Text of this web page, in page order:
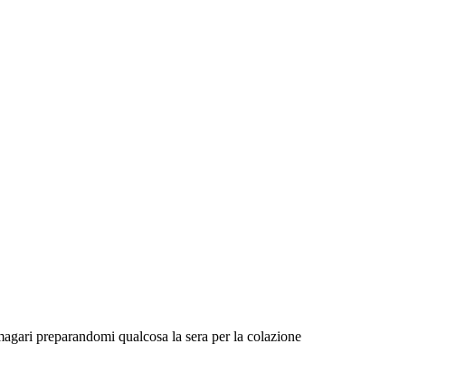
preparandomi qualcosa la sera per la colazione